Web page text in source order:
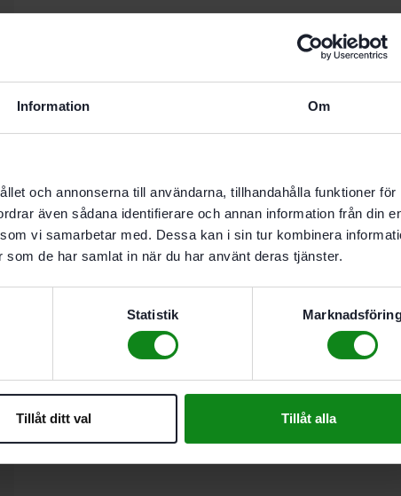
Information Om
och annonserna till användarna, tillhandahålla funktioner för
även sådana identifierare och annan information från din
vi samarbetar med. Dessa kan i sin tur kombinera
de har samlat in när du har använt deras tjänster.
Statistik
Tillåt ditt val Tillåt alla
Lägg till i varukorg
Komplett borr med borrhållare och 2 reservborrar
Leveransomfattning
Diameter 3.5 mm; Förpackning 1 Antal
Det finns inga recensioner än.
Bli först med att recensera ”Festool Spiralborr HSS
inloggad